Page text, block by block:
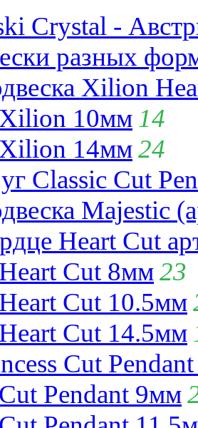
Crystal -
разных
Xilion
Xilion 10мм 14
Xilion 14мм24
Classic Cut
Majestic
Heart Cut
Heart Cut 8мм23
Heart Cut 10.5мм
Heart Cut 14.5мм
Cut
Cut Pendant 9мм